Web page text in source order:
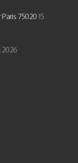
Paris 75020 15
2026